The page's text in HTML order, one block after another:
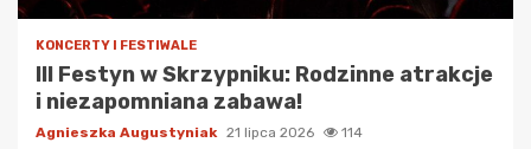
KONCERTY I FESTIWALE
III Festyn w Skrzypniku: Rodzinne atrakcje
i niezapomniana zabawa!
Agnieszka Augustyniak 21 lipca 2026 114